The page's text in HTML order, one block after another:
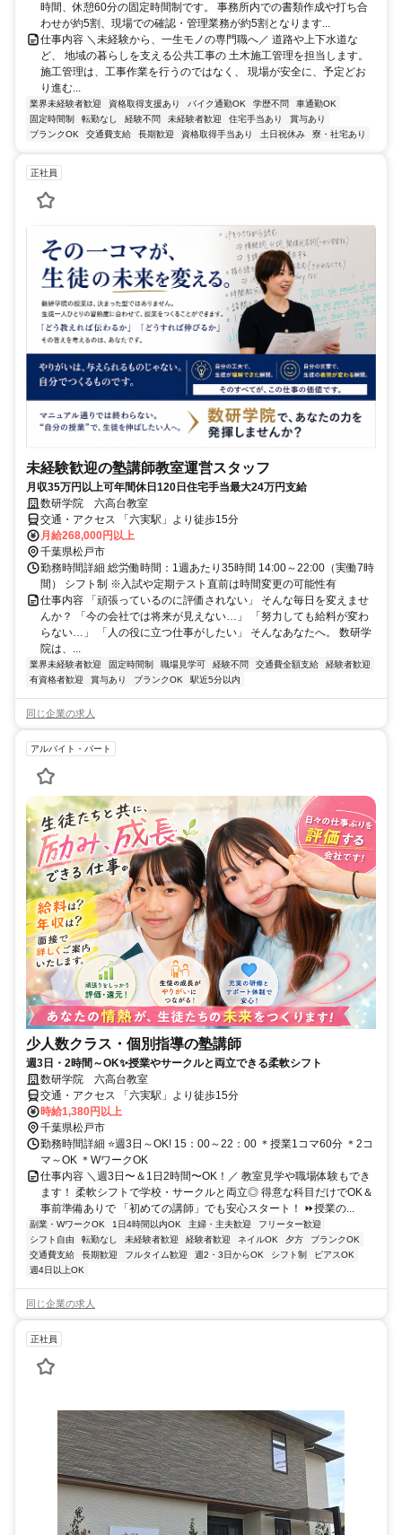
時間、休憩60分の固定時間制です。 事務所内での書類作成や打ち合
わせが約5割、現場での確認・管理業務が約5割となります...
仕事内容 ＼未経験から、一生モノの専門職へ／ 道路や上下水道な
ど、 地域の暮らしを支える公共工事の 土木施工管理を担当します。
施工管理は、工事作業を行うのではなく、 現場が安全に、予定どお
り進む...
業界未経験者歓迎 資格取得支援あり バイク通勤OK 学歴不問
車通勤OK
固定時間制
転勤なし 経験不問 未経験者歓迎 住宅手当あり
賞与あり
ブランクOK
交通費支給 長期歓迎 資格取得手当あり 土日祝休み 寮・社宅あり
正社員
未経験歓迎の塾講師教室運営スタッフ
月収35万円以上可年間休日120日住宅手当最大24万円支給
数研学院 六高台教室
交通・アクセス 「六実駅」より徒歩15分
月給268,000円以上
千葉県松戸市
勤務時間詳細 総労働時間：1週あたり35時間 14:00～22:00（実働7時
間） シフト制 ※入試や定期テスト直前は時間変更の可能性有
仕事内容 「頑張っているのに評価されない」 そんな毎日を変えませ
んか？ 「今の会社では将来が見えない…」 「努力しても給料が変わ
らない…」 「人の役に立つ仕事がしたい」 そんなあなたへ。 数研学
院は、...
業界未経験者歓迎 固定時間制 職場見学可 経験不問 交通費全額支給
経験者歓迎
有資格者歓迎
賞与あり ブランクOK 駅近5分以内
同じ企業の求人
アルバイト・パート
少人数クラス・個別指導の塾講師
週3日・2時間～OK✨授業やサークルと両立できる柔軟シフト
数研学院 六高台教室
交通・アクセス 「六実駅」より徒歩15分
時給1,380円以上
千葉県松戸市
勤務時間詳細 ⭐週3日～OK! 15：00～22：00 ＊授業1コマ60分 ＊2コ
マ～OK ＊WワークOK
仕事内容 ＼週3日〜＆1日2時間〜OK！／ 教室見学や職場体験もでき
ます！ 柔軟シフトで学校・サークルと両立◎ 得意な科目だけでOK＆
事前準備ありで 「初めての講師」でも安心スタート！ ⏩授業の...
副業・WワークOK 1日4時間以内OK 主婦・主夫歓迎
フリーター歓迎
シフト自由
転勤なし 未経験者歓迎 経験者歓迎 ネイルOK 夕方
ブランクOK
交通費支給
長期歓迎 フルタイム歓迎 週2・3日からOK シフト制
ピアスOK
週4日以上OK
同じ企業の求人
正社員